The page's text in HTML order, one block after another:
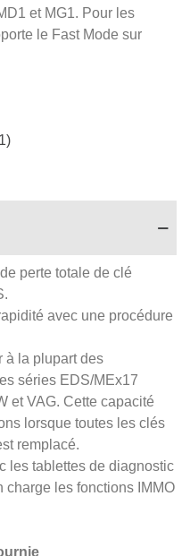
et MG1. Pour les
le Fast Mode sur
1)
perte totale de clé
avec une procédure
à la plupart des
séries EDS/MEx17
et VAG. Cette capacité
lorsque toutes les clés
remplacé.
les tablettes de diagnostic
charge les fonctions IMMO